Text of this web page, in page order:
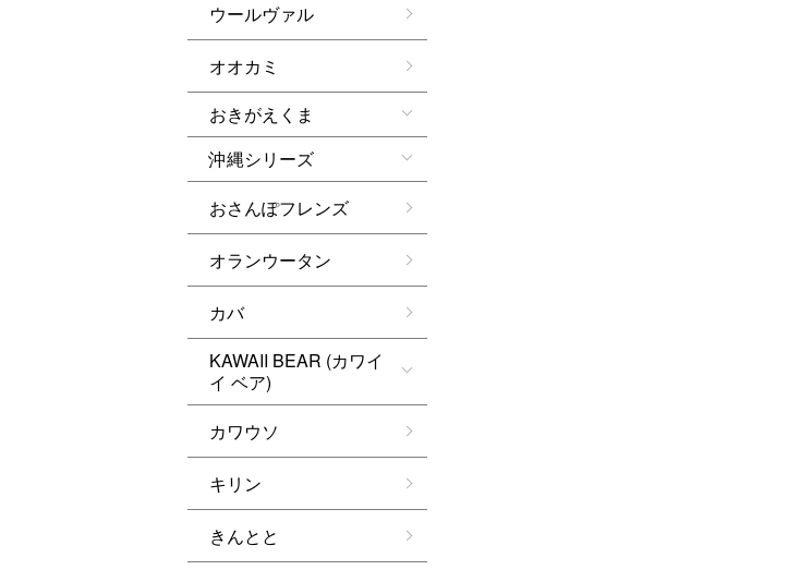
ウールヴァル
オオカミ
おきがえくま
沖縄シリーズ
おさんぽフレンズ
オランウータン
カバ
KAWAII BEAR (カワイ
イ ベア)
カワウソ
キリン
きんとと